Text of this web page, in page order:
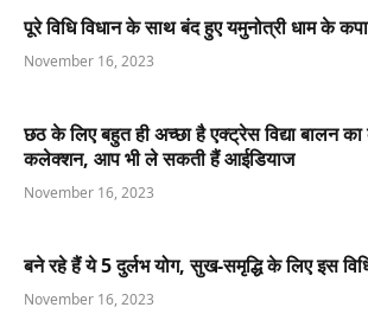
पूरे विधि विधान के साथ बंद हुए यमुनोत्री धाम के
November 16, 2023
छठ के लिए बहुत ही अच्छा है एक्ट्रेस विद्या बालन का
कलेक्शन, आप भी ले सकती हैं आईडियाज
November 16, 2023
बने रहे हैं ये 5 दुर्लभ योग, सुख-समृद्धि के लिए इस
November 16, 2023